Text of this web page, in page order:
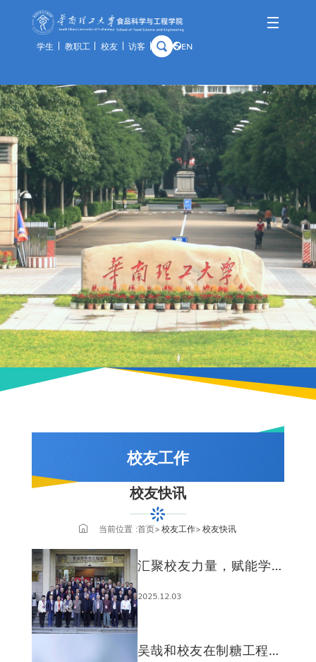
学生 教职工 校友 访客 EN
学院概况
学院简介
历史沿革
学院领导
组织架构
历任领导
历史钩沉
师资队伍
队伍概况
教师风采
荣休教师
人才培养
本科生
研究生
留学生
教学实践基地
科学研究
科研概况
科研基地
科研团队
科研成果
国际交流
交流动态
合作项目
出访公示
资产与实
通知公告
规章制度
办事指南
教学中心
分析中心
安全管理
预约平台
特色资源
校友工作
校友快讯
捐赠鸣谢
校友风采
校友理事会
校友快讯
当前位置 :首页 校友工作 校友快讯
汇聚校友力量，赋能学院
院校友理事会2025...
2025.12.03
吴哉和校友在制糖工程81